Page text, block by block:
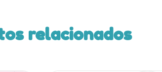
relacionados